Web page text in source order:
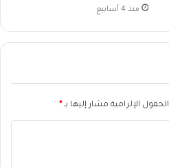
منذ 4 أسابيع
الحقول الإلزامية مشار إليها بـ *